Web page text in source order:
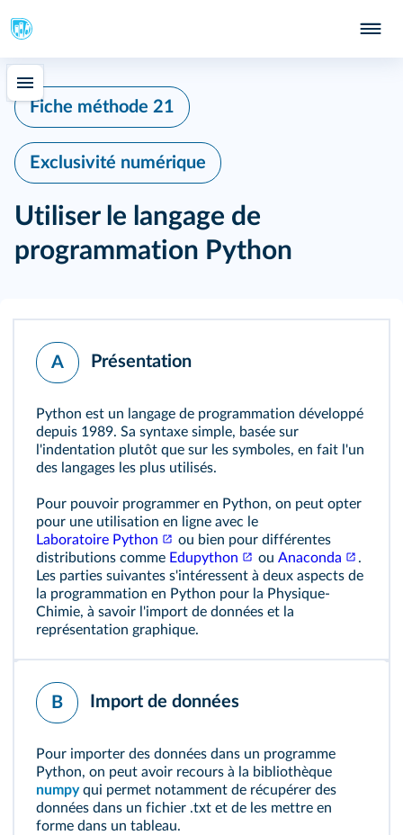
Fiche méthode 21
Exclusivité numérique
Utiliser le langage de
programmation Python
A Présentation
Python est un langage de programmation développé
depuis 1989. Sa syntaxe simple, basée sur
l'indentation plutôt que sur les symboles, en fait l'un
des langages les plus utilisés.
Pour pouvoir programmer en Python, on peut opter
pour une utilisation en ligne avec le
Laboratoire Python
ou bien pour différentes
distributions comme Edupython ou Anaconda
.
Les parties suivantes s'intéressent à deux aspects de
la programmation en Python pour la Physique-
Chimie, à savoir l'import de données et la
représentation graphique.
B Import de données
Pour importer des données dans un programme
Python, on peut avoir recours à la bibliothèque
numpyqui permet notamment de récupérer des
données dans un fichier .txt et de les mettre en
forme dans un tableau.